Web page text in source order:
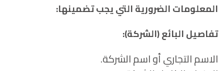
المعلومات الضرورية التي يجب تضمينها:
تفاصيل البائع (الشركة):
الاسم التجاري أو اسم الشركة.